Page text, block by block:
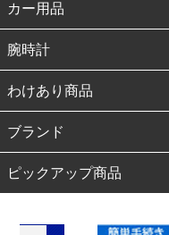
カー用品
腕時計
わけあり商品
ブランド
ピックアップ商品